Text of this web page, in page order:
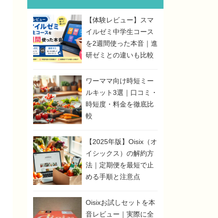
【体験レビュー】スマ
イルゼミ中学生コース
を2週間使った本音｜進
研ゼミとの違いも比較
ワーママ向け時短ミー
ルキット3選｜口コミ・
時短度・料金を徹底比
較
【2025年版】Oisix（オ
イシックス）の解約方
法｜定期便を最短で止
める手順と注意点
Oisixお試しセットを本
音レビュー｜実際に全